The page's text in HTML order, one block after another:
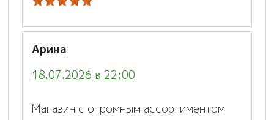
Арина:
18.07.2026 в 22:00
Магазин с огромным ассортиментом